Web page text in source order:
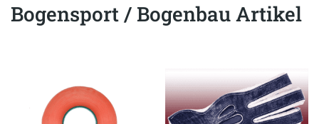
Bogensport / Bogenbau Artikel